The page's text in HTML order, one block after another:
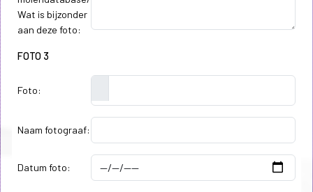
Wat is bijzonder
aan deze foto:
FOTO 3
Foto:
Naam fotograaf:
Datum foto: